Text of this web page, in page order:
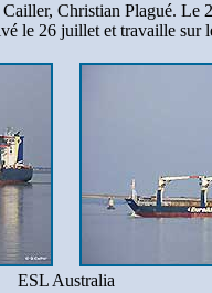
Christian Plagué. Le
le 26 juillet et travaille sur
ESL Australia